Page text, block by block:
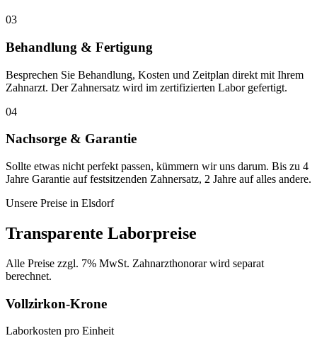
03
Behandlung & Fertigung
Besprechen Sie Behandlung, Kosten und Zeitplan direkt mit Ihrem
Zahnarzt. Der Zahnersatz wird im zertifizierten Labor gefertigt.
04
Nachsorge & Garantie
Sollte etwas nicht perfekt passen, kümmern wir uns darum. Bis zu 4
Jahre Garantie auf festsitzenden Zahnersatz, 2 Jahre auf alles andere.
Unsere Preise in Elsdorf
Transparente Laborpreise
Alle Preise zzgl. 7% MwSt. Zahnarzthonorar wird separat
berechnet.
Vollzirkon-Krone
Laborkosten pro Einheit